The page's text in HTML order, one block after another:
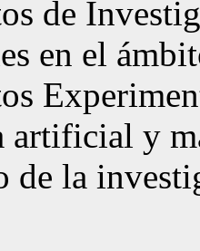
de
en el
artificial y
de la